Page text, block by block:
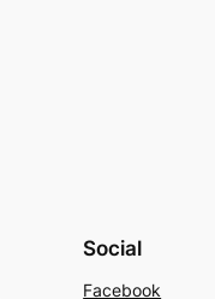
Social
Facebook